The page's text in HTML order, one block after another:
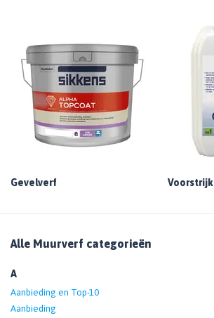
Gevelverf Voorstrijk
Alle Muurverf categorieën
A
Aanbieding en Top-10
Aanbieding